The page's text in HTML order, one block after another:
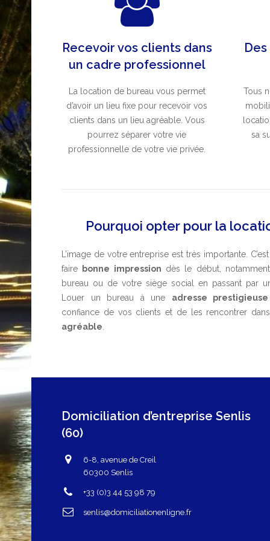
Recevoir vos clients dans
un cadre professionnel
La location de bureau vous permet
d’avoir un lieu fixe pour recevoir vos
clients dans un lieu agréable. Vous
pourrez séparer votre vie
professionnelle de votre vie privée.
Tous
sa
Pourquoi opter pour la
L’image de votre entreprise est très importante.
faire
bonne impression dès le début,
bureau ou de votre siège social en passant par
Louer un bureau à une adresse prestigieuse
confiance de vos clients et de les rencontrer
agréable
Domiciliation d’entreprise Senlis
(60)
6-8, avenue de Creil
60300 Senlis
+33 (0)3 44 53 98 79
senlis@domiciliationenligne.fr